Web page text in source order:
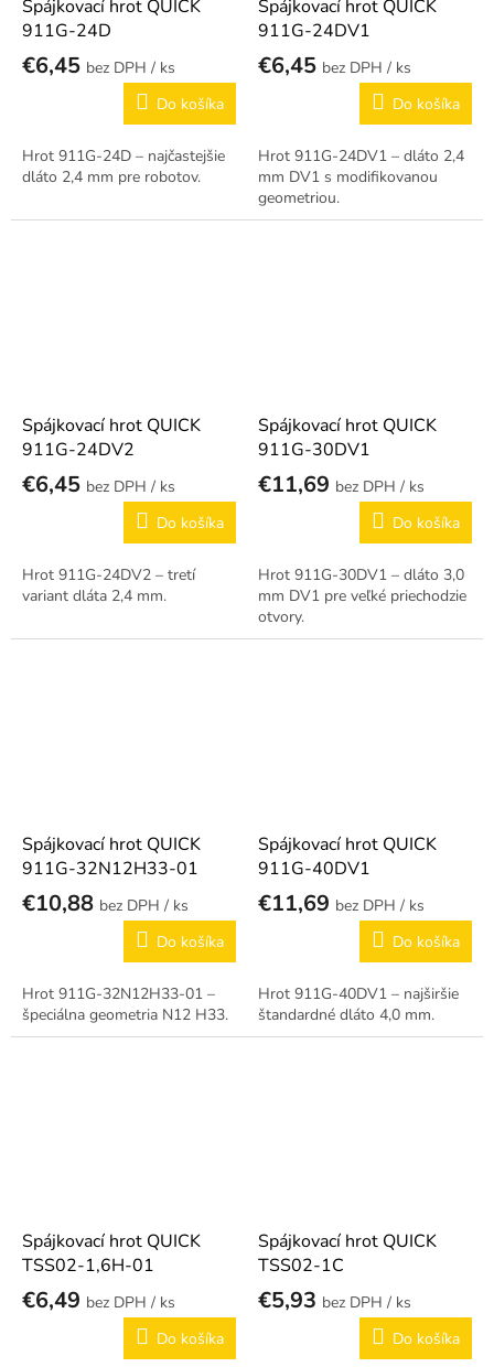
Spájkovací hrot QUICK
911G-24D
€6,45
/ ks
Do košíka
Hrot 911G-24D – najčastejšie
dláto 2,4 mm pre robotov.
Spájkovací hrot QUICK
911G-24DV1
€6,45
/ ks
Do košíka
Hrot 911G-24DV1 – dláto 2,4
mm DV1 s modifikovanou
geometriou.
Spájkovací hrot QUICK
911G-24DV2
€6,45
/ ks
Do košíka
Hrot 911G-24DV2 – tretí
variant dláta 2,4 mm.
Spájkovací hrot QUICK
911G-30DV1
€11,69
/ ks
Do košíka
Hrot 911G-30DV1 – dláto 3,0
mm DV1 pre veľké priechodzie
otvory.
Spájkovací hrot QUICK
911G-32N12H33-01
€10,88
/ ks
Do košíka
Hrot 911G-32N12H33-01 –
špeciálna geometria N12 H33.
Spájkovací hrot QUICK
911G-40DV1
€11,69
/ ks
Do košíka
Hrot 911G-40DV1 – najširšie
štandardné dláto 4,0 mm.
Spájkovací hrot QUICK
TSS02-1,6H-01
€6,49
/ ks
Do košíka
Spájkovací hrot QUICK
TSS02-1C
€5,93
/ ks
Do košíka